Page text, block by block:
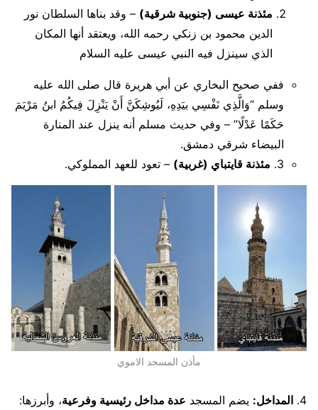
مئذنة عيسى (جنوبية شرقية) – وقد بناها السلطان نور
الدين محمود بن زنكي رحمه الله، ويعتقد أنها المكان
الذي سينزل فيه النبي عيسى عليه السلام
ففي صحيح البخاري عن أبي هريرة قال صلى الله عليه
وسلم “وَالَّذِي نَفْسِي بيَدِهِ، لَيُوشِكَنَّ أَنْ يَنْزِلَ فِيكُمُ ابنُ مَرْيَمَ
حَكَمًا عَدْلًا” – وفي حديث مسلم أنه ينزل عند المنارة
البيضاء شرقي دمشق.
3. مئذنة قايتباي (غربية) – تعود للعهد المملوكي.
مأذن المسجد الاموي
4. المداخل: يضم المسجد عدة مداخل رئيسية وفرعية، وأبرزها: